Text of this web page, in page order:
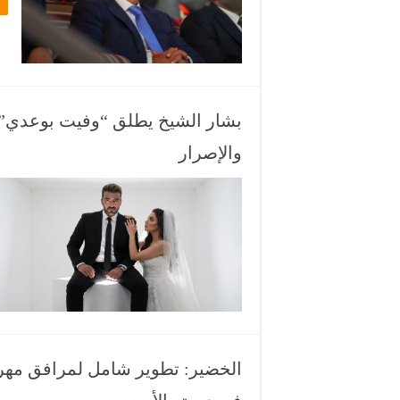
بشار الشيخ يطلق “وفيت
والإصرار
الخضير: تطوير شامل لمرافق